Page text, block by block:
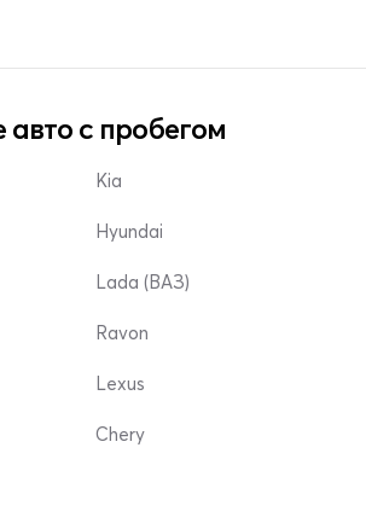
с пробегом
Kia
Hyundai
Lada (ВАЗ)
Ravon
Lexus
Chery